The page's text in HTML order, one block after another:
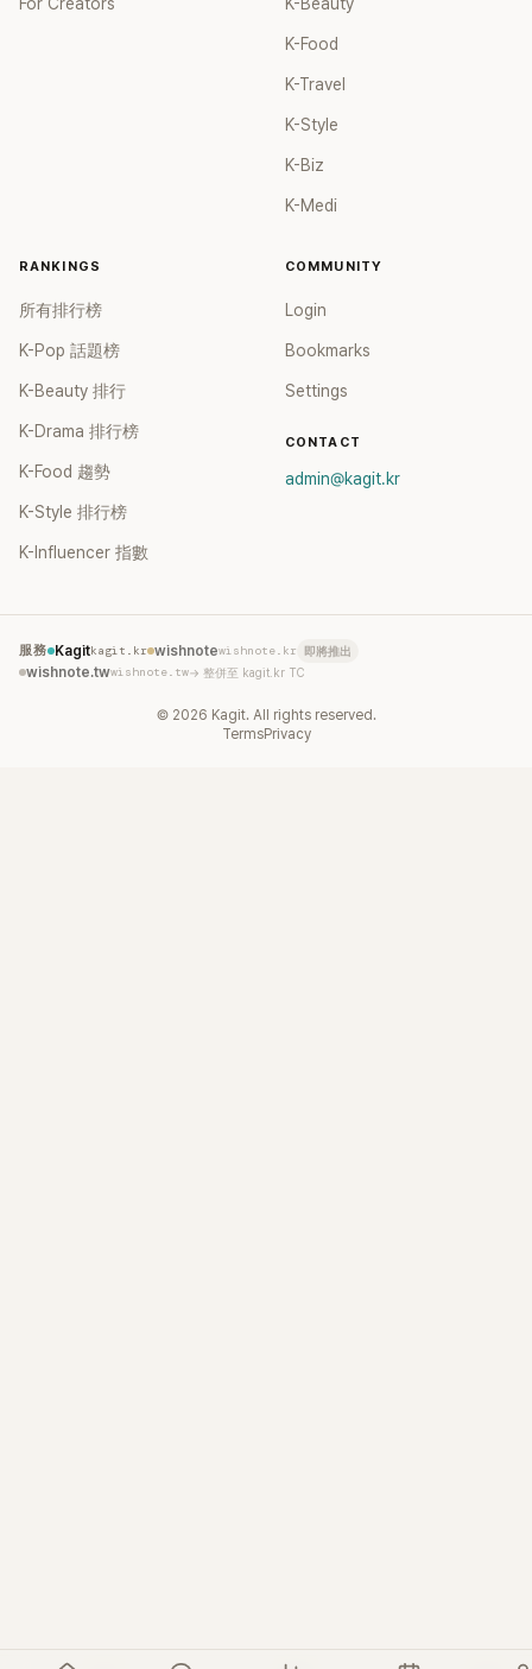
For Creators K-Beauty
K-Food
K-Travel
K-Style
K-Biz
K-Medi
RANKINGS
所有排行榜
K-Pop 話題榜
K-Beauty 排行
K-Drama 排行榜
K-Food 趨勢
K-Style 排行榜
K-Influencer 指數
COMMUNITY
Login
Bookmarks
Settings
CONTACT
admin@kagit.kr
服務 Kagitkagit.kr wishnotewishnote.kr 即將推出
wishnote.twwishnote.tw→ 整併至 kagit.kr TC
© 2026 Kagit. All rights reserved.
TermsPrivacy